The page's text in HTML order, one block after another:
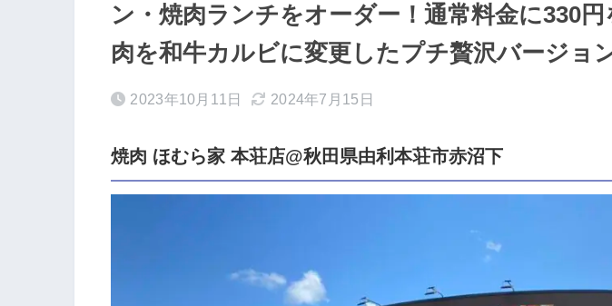
ン・焼肉ランチをオーダー！通常料金に330
肉を和牛カルビに変更したプチ贅沢バージョ
2023年10月11日 2024年7月15日
焼肉 ほむら家 本荘店@秋田県由利本荘市赤沼下